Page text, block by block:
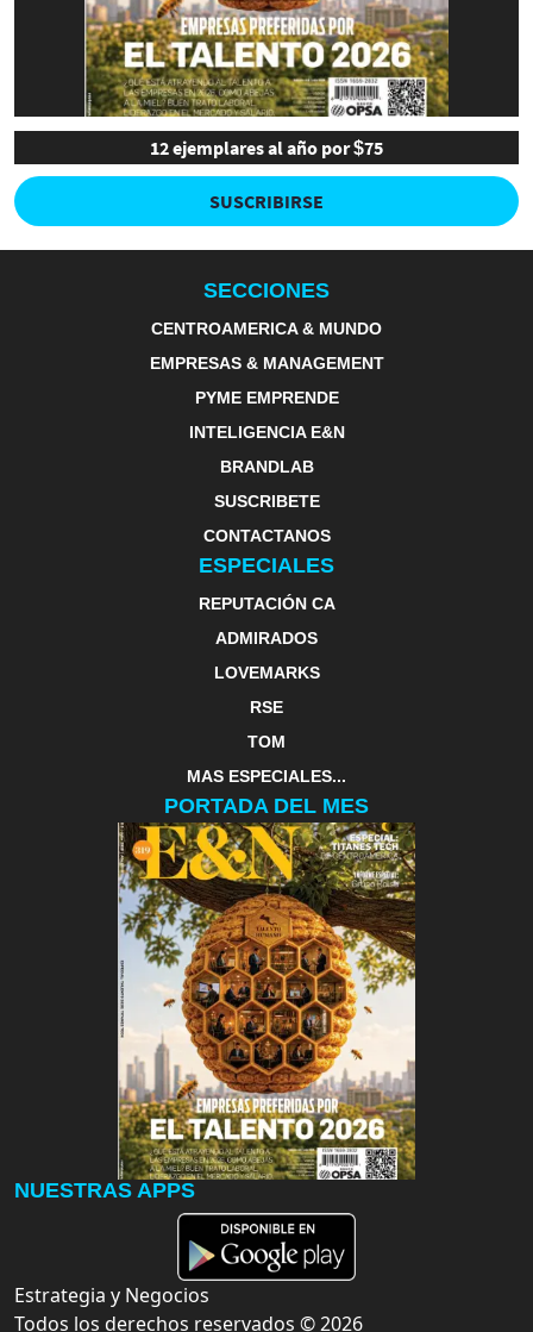
12 ejemplares al año por $75
SUSCRIBIRSE
SECCIONES
CENTROAMERICA & MUNDO
EMPRESAS & MANAGEMENT
PYME EMPRENDE
INTELIGENCIA E&N
BRANDLAB
SUSCRIBETE
CONTACTANOS
ESPECIALES
REPUTACIÓN CA
ADMIRADOS
LOVEMARKS
RSE
TOM
MAS ESPECIALES...
PORTADA DEL MES
NUESTRAS APPS
Estrategia y Negocios
Todos los derechos reservados ©2026